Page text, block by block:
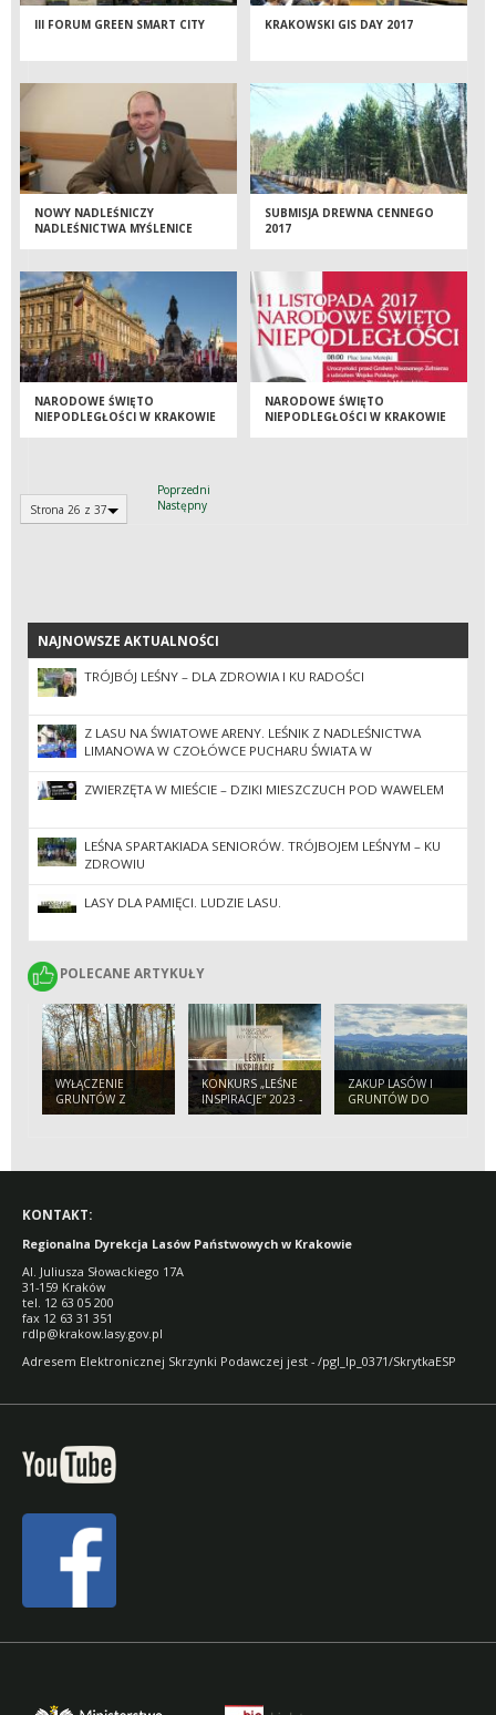
III FORUM GREEN SMART CITY KRAKOWSKI GIS DAY 2017
NOWY NADLEŚNICZY
NADLEŚNICTWA MYŚLENICE
SUBMISJA DREWNA CENNEGO
2017
NARODOWE ŚWIĘTO
NIEPODLEGŁOŚCI W KRAKOWIE
NARODOWE ŚWIĘTO
NIEPODLEGŁOŚCI W KRAKOWIE
Strona 26 z 37
Poprzedni
Następny
NAJNOWSZE AKTUALNOŚCI
NAJNOWSZE AKTUALNOŚCI
TRÓJBÓJ LEŚNY – DLA ZDROWIA I KU RADOŚCI
Z LASU NA ŚWIATOWE ARENY. LEŚNIK Z NADLEŚNICTWA
LIMANOWA W CZOŁÓWCE PUCHARU ŚWIATA W
PARATRIATLONIE
ZWIERZĘTA W MIEŚCIE – DZIKI MIESZCZUCH POD WAWELEM
LEŚNA SPARTAKIADA SENIORÓW. TRÓJBOJEM LEŚNYM – KU
ZDROWIU
LASY DLA PAMIĘCI. LUDZIE LASU.
POLECANE ARTYKUŁY
POLECANE ARTYKUŁY
WYŁĄCZENIE
GRUNTÓW Z
PRODUKCJI LEŚNEJ
KONKURS „LEŚNE
INSPIRACJE” 2023 -
ZAPRASZAMY!
ZAKUP LASÓW I
GRUNTÓW DO
ZALESIEŃ
KONTAKT:
Regionalna Dyrekcja Lasów Państwowych w Krakowie
Al. Juliusza Słowackiego 17A
31-159 Kraków
tel. 12 63 05 200
fax 12 63 31 351
rdlp@krakow.lasy.gov.pl
Adresem Elektronicznej Skrzynki Podawczej jest - /pgl_lp_0371/SkrytkaESP